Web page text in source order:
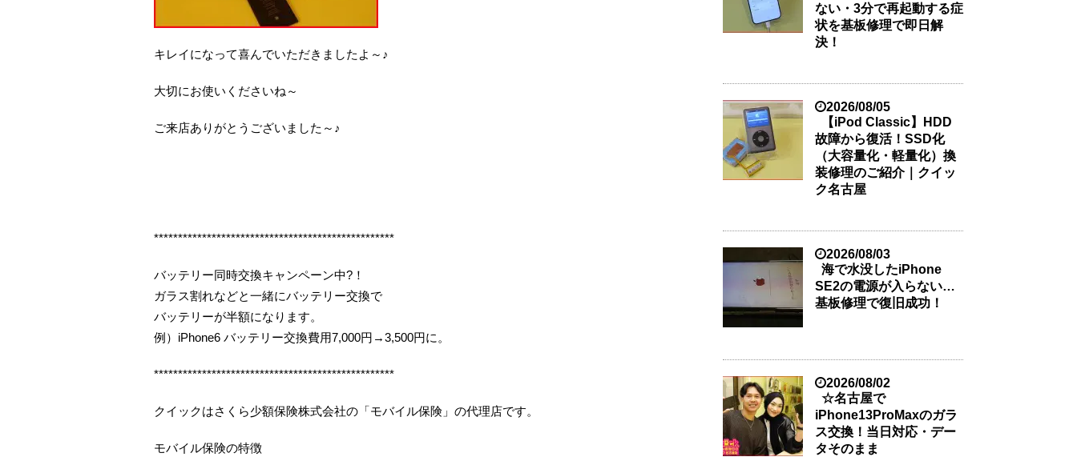
キレイになって喜んでいただきましたよ～♪
大切にお使いくださいね～
ご来店ありがとうございました～♪
**************************************************
バッテリー同時交換キャンペーン中?！
ガラス割れなどと一緒にバッテリー交換で
バッテリーが半額になります。
例）iPhone6 バッテリー交換費用7,000円→3,500円に。
**************************************************
クイックはさくら少額保険株式会社の「モバイル保険」の代理店です。
モバイル保険の特徴
ない・3分で再起動する症
状を基板修理で即日解
決！
2026/08/05
【iPod Classic】HDD
故障から復活！SSD化
（大容量化・軽量化）換
装修理のご紹介｜クイッ
ク名古屋
2026/08/03
海で水没したiPhone
SE2の電源が入らない…
基板修理で復旧成功！
2026/08/02
☆名古屋で
iPhone13ProMaxのガラ
ス交換！当日対応・デー
タそのまま